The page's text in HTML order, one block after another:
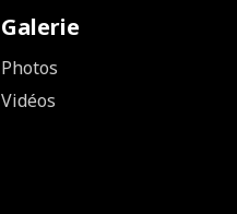
Galerie
Photos
Vidéos